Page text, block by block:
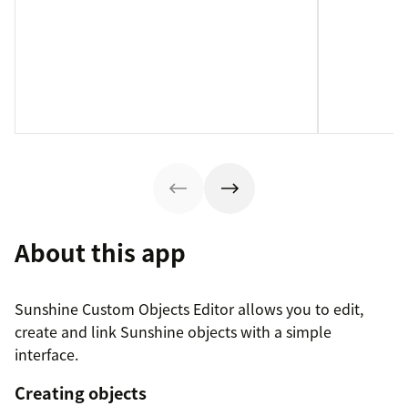
About this app
Sunshine Custom Objects Editor allows you to edit,
create and link Sunshine objects with a simple
interface.
Creating objects